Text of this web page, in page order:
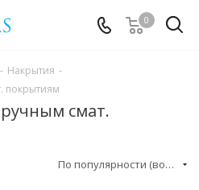
0
- Накрытия -
покрытиям
смат.
По популярности (возрастание)